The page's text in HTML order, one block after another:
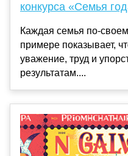
конкурса «Семья
Каждая семья по-
примере показывает,
уважение, труд и
результатам....